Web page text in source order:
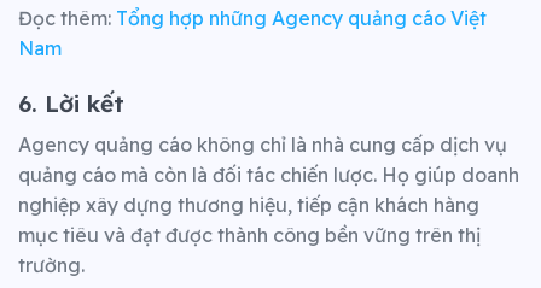
Đọc thêm: Tổng hợp những Agency quảng cáo Việt
Nam
6. Lời kết
Agency quảng cáo không chỉ là nhà cung cấp dịch vụ
quảng cáo mà còn là đối tác chiến lược. Họ giúp doanh
nghiệp xây dựng thương hiệu, tiếp cận khách hàng
mục tiêu và đạt được thành công bền vững trên thị
trường.